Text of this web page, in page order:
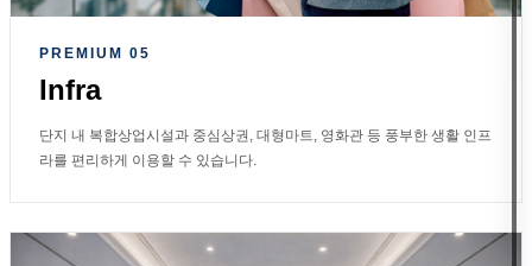
PREMIUM 05
Infra
단지 내 복합상업시설과 중심상권, 대형마트, 영화관 등 풍부한 생활 인프
라를 편리하게 이용할 수 있습니다.